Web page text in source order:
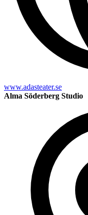
www.adasteater.se
Alma Söderberg Studio